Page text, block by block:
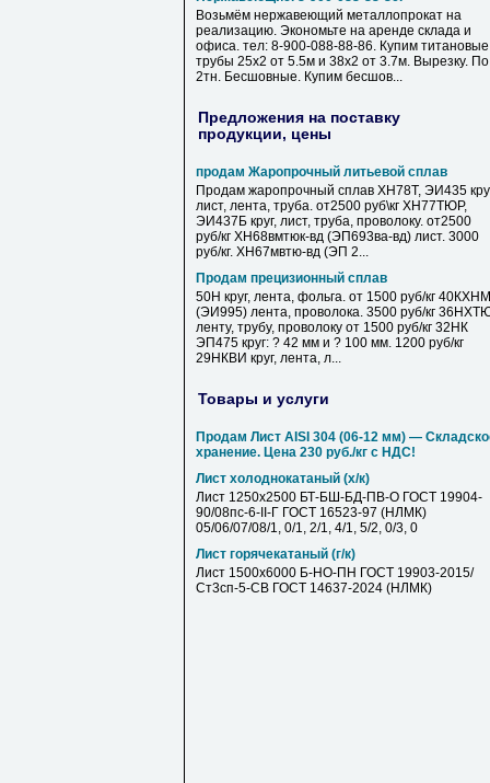
Возьмём нержавеющий металлопрокат на
реализацию. Экономьте на аренде склада и
офиса. тел: 8-900-088-88-86. Купим титановые
трубы 25х2 от 5.5м и 38х2 от 3.7м. Вырезку. По
2тн. Бесшовные. Купим бесшов...
Предложения на поставку
продукции, цены
продам Жаропрочный литьевой сплав
Продам жаропрочный сплав ХН78Т, ЭИ435
лист, лента, труба. от2500 руб\кг ХН77ТЮР,
ЭИ437Б круг, лист, труба, проволоку. от2500
руб/кг ХН68вмтюк-вд (ЭП693ва-вд) лист. 3000
руб/кг. ХН67мвтю-вд (ЭП 2...
Продам прецизионный сплав
50Н круг, лента, фольга. от 1500 руб/кг 40КХНМ
(ЭИ995) лента, проволока. 3500 руб/кг
ленту, трубу, проволоку от 1500 руб/кг 32НК
ЭП475 круг: ? 42 мм и ? 100 мм. 1200 руб/кг
29НКВИ круг, лента, л...
Товары и услуги
Продам Лист AISI 304 (06-12 мм) —
хранение. Цена 230 руб./кг с НДС!
Лист холоднокатаный (х/к)
Лист 1250х2500 БТ-БШ-БД-ПВ-О ГОСТ 19904-
90/08пс-6-II-Г ГОСТ 16523-97 (НЛМК)
05/06/07/08/1, 0/1, 2/1, 4/1, 5/2, 0/3, 0
Лист горячекатаный (г/к)
Лист 1500х6000 Б-НО-ПН ГОСТ 19903-2015/
Ст3сп-5-СВ ГОСТ 14637-2024 (НЛМК)